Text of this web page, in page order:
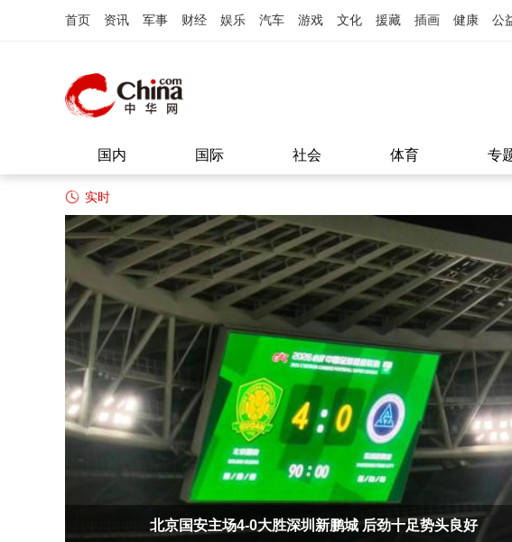
首页 资讯 军事 财经 娱乐 汽车 游戏 文化 援藏 插画 健康 公
国内 国际 社会 体育 专
实时
北京国安主场4-0大胜深圳新鹏城 后劲十足势头良好